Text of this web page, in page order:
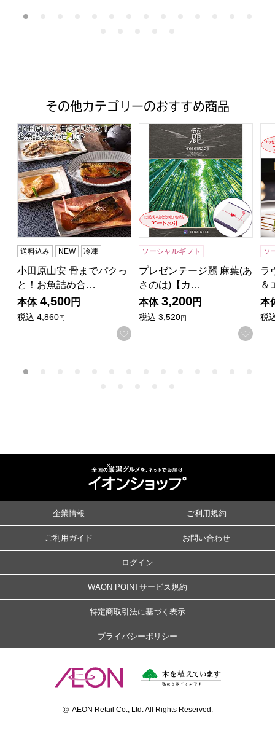
その他カテゴリーのおすすめ商品
小田原山安 骨までパクっと！お魚詰め合わせ 10P【おい
送料込み NEW 冷凍
小田原山安 骨までパクっ
と！お魚詰め合…
本体 4,500円
税込 4,860円
お気に入りに登録する
プレゼンテージ麗 麻葉(あさ
ソーシャルギフト
プレゼンテージ麗 麻葉(あ
さのは)【カ…
本体 3,200円
税込 3,520円
お気
ソ
ラ
＆
本
税
企業情報 ご利用規約
ご利用ガイド お問い合わせ
ログイン
WAON POINTサービス規約
特定商取引法に基づく表示
プライバシーポリシー
© AEON Retail Co., Ltd. All Rights Reserved.